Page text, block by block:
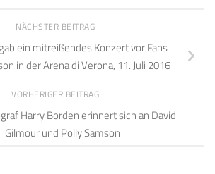
NÄCHSTER BEITRAG
ein mitreißendes Konzert vor Fans
in der Arena di Verona, 11. Juli 2016
VORHERIGER BEITRAG
Harry Borden erinnert sich an David
Gilmour und Polly Samson